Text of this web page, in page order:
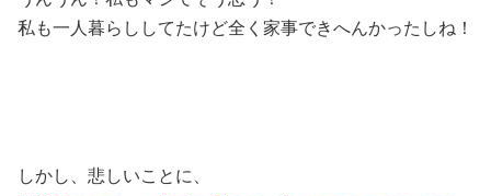
私も一人暮らししてたけど全く家事できへんかったしね！
しかし、悲しいことに、